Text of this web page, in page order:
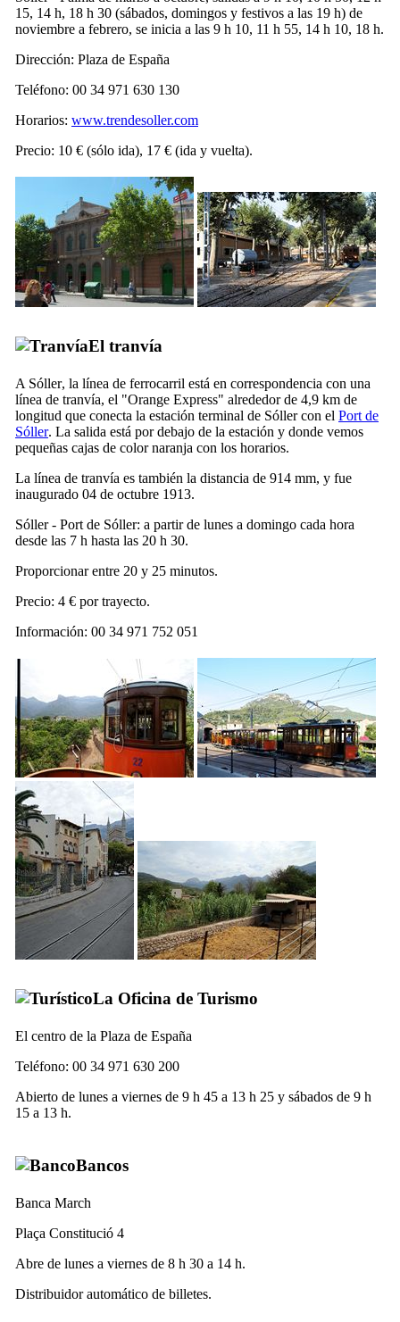
15, 14 h, 18 h 30 (sábados, domingos y festivos a las 19 h) de
noviembre a febrero, se inicia a las 9 h 10, 11 h 55, 14 h 10, 18 h.
Dirección: Plaza de España
Teléfono: 00 34 971 630 130
Horarios: www.trendesoller.com
Precio: 10 € (sólo ida), 17 € (ida y vuelta).
El tranvía
A Sóller, la línea de ferrocarril está en correspondencia con una
línea de tranvía, el "Orange Express" alrededor de 4,9 km de
longitud que conecta la estación terminal de Sóllercon el Port de
Sóller. La salida está por debajo de la estación y donde vemos
pequeñas cajas de color naranja con los horarios.
La línea de tranvía es también la distancia de 914 mm, y fue
inaugurado 04 de octubre 1913.
Sóller- Port de Sóller: a partir de lunes a domingo cada hora
desde las 7 h hasta las 20 h 30.
Proporcionar entre 20 y 25 minutos.
Precio: 4 € por trayecto.
Información: 00 34 971 752 051
La Oficina de Turismo
El centro de la Plaza de España
Teléfono: 00 34 971 630 200
Abierto de lunes a viernes de 9 h 45 a 13 h 25 y sábados de 9 h
15 a 13 h.
Bancos
Banca March
Plaça Constitució 4
Abre de lunes a viernes de 8 h 30 a 14 h.
Distribuidor automático de billetes.